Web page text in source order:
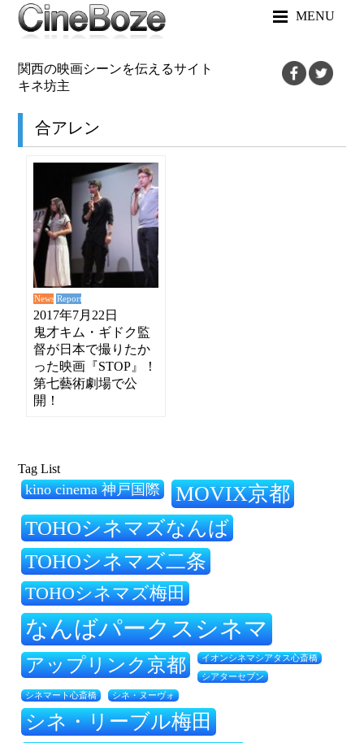
MENU
関西の映画シーンを伝えるサイト
キネ坊主
合アレン
News Report
2017年7月22日
鬼才キム・ギドク監
督が日本で撮りたか
った映画『STOP』！
第七藝術劇場で公
開！
Tag List
kino cinema 神戸国際 MOVIX京都
TOHOシネマズなんば
TOHOシネマズ二条
TOHOシネマズ梅田
なんばパークスシネマ
アップリンク京都 イオンシネマシアタス心斎橋
シアターセブン
シネマート心斎橋 シネ・ヌーヴォ
シネ・リーブル梅田